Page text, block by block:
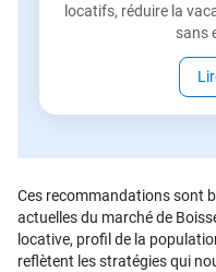
locatifs, réduire la
sans
Ces recommandations sont
actuelles du marché de
locative, profil de la
reflètent les stratégies qui